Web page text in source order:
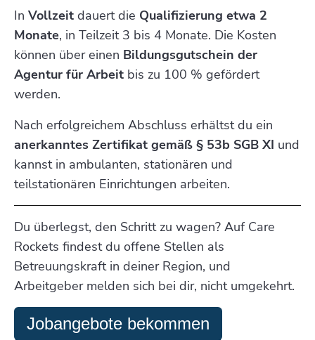
In Vollzeit dauert die Qualifizierung etwa 2
Monate, in Teilzeit 3 bis 4 Monate. Die Kosten
können über einen Bildungsgutschein der
Agentur für Arbeit bis zu 100 % gefördert
werden.
Nach erfolgreichem Abschluss erhältst du ein
anerkanntes Zertifikat gemäß § 53b SGB XI und
kannst in ambulanten, stationären und
teilstationären Einrichtungen arbeiten.
Du überlegst, den Schritt zu wagen? Auf Care
Rockets findest du offene Stellen als
Betreuungskraft in deiner Region, und
Arbeitgeber melden sich bei dir, nicht umgekehrt.
Jobangebote bekommen